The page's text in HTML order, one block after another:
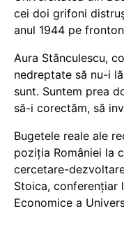
cei doi grifoni
anul 1944 pe
Aura Stănculescu,
nedreptate să nu-i
sunt. Suntem prea
să-i corectăm, să
Bugetele reale ale
poziția României la
cercetare-
Stoica, conferențiar
Economice a